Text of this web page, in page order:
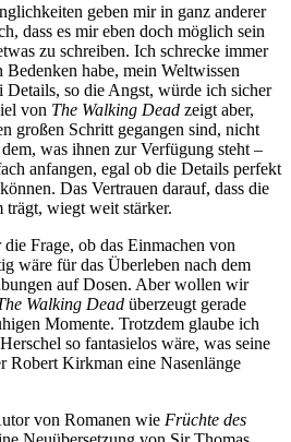
geben mir in ganz anderer
dass es mir eben doch möglich sein
zu schreiben. Ich schrecke immer
habe, mein Weltwissen
Details, so die Angst, würde ich sicher
von The Walking Dead zeigt aber,
großen Schritt gegangen sind, nicht
was ihnen zur Verfügung steht –
anfangen, egal ob die Details perfekt
Das Vertrauen darauf, dass die
trägt, wiegt weit stärker.
Frage, ob das Einmachen von
wäre für das Überleben nach dem
auf Dosen. Aber wollen wir
Walking Dead überzeugt gerade
Momente. Trotzdem glaube ich
so fantasielos wäre, was seine
Robert Kirkman eine Nasenlänge
von Romanen wie Früchte des